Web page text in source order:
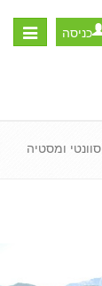
Toggle
כניסה
סוונטי ומסטיה